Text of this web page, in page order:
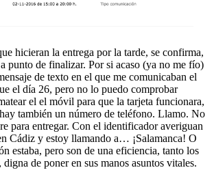
hicieran la entrega por la tarde, se confirma,
a punto de finalizar. Por si acaso (ya no me fío)
de texto en el que me comunicaban el
el día 26, pero no lo puedo comprobar
el el móvil para que la tarjeta funcionara,
también un número de teléfono. Llamo. No
para entregar. Con el identificador averiguan
Cádiz y estoy llamando a… ¡Salamanca! O
estaba, pero son de una eficiencia, tanto los
de poner en sus manos asuntos vitales.